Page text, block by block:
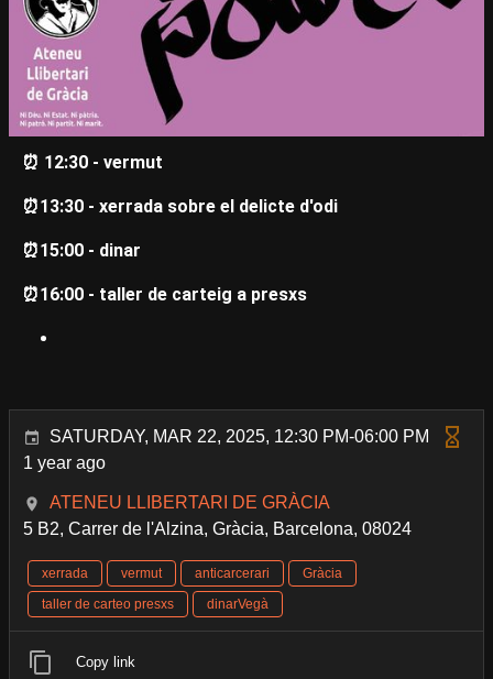
⏰ 12:30 - vermut
⏰13:30 - xerrada sobre el delicte d'odi
⏰15:00 - dinar
⏰16:00 - taller de carteig a presxs
SATURDAY, MAR 22, 2025, 12:30 PM-06:00 PM
1 year ago
ATENEU LLIBERTARI DE GRÀCIA
5 B2, Carrer de l'Alzina, Gràcia, Barcelona, 08024
xerrada vermut anticarcerari
Gràcia
taller de carteo presxs
dinarVegà
Copy link